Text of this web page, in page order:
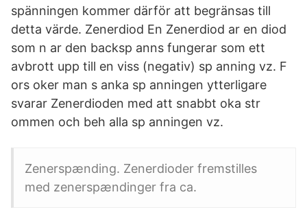
spänningen kommer därför att begränsas till
detta värde. Zenerdiod En Zenerdiod ar en diod
som n ar den backsp anns fungerar som ett
avbrott upp till en viss (negativ) sp anning vz. F
ors oker man s anka sp anningen ytterligare
svarar Zenerdioden med att snabbt oka str
ommen och beh alla sp anningen vz.
Zenerspænding. Zenerdioder fremstilles
med zenerspændinger fra ca.